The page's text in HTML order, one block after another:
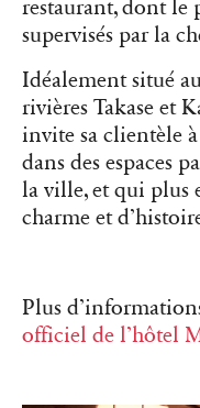
restaurant, dont le
supervisés par la
Idéalement situé
rivières Takase et
invite sa clientèle
dans des espaces
la ville, et qui plus
charme et
Plus
officiel de l’hôtel